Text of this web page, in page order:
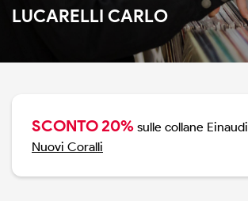
LUCARELLI CARLO
SCONTO 20% sulle collane Einaudi
Nuovi Coralli